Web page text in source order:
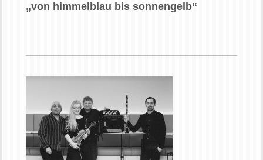
„von himmelblau bis sonnengelb“